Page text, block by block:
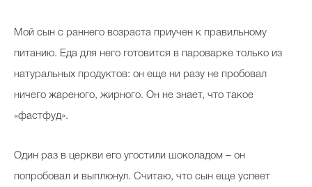
Мой сын с раннего возраста приучен к правильному
питанию. Еда для него готовится в пароварке только из
натуральных продуктов: он еще ни разу не пробовал
ничего жареного, жирного. Он не знает, что такое
«фастфуд».
Один раз в церкви его угостили шоколадом – он
попробовал и выплюнул. Считаю, что сын еще успеет